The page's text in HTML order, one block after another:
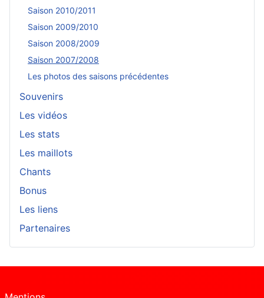
Saison 2010/2011
Saison 2009/2010
Saison 2008/2009
Saison 2007/2008
Les photos des saisons précédentes
Souvenirs
Les vidéos
Les stats
Les maillots
Chants
Bonus
Les liens
Partenaires